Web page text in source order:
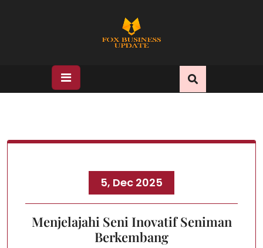
5, Dec 2025
Menjelajahi Seni Inovatif Seniman
Berkembang